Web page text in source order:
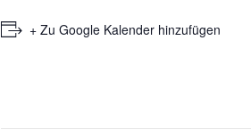
+ Zu Google Kalender hinzufügen